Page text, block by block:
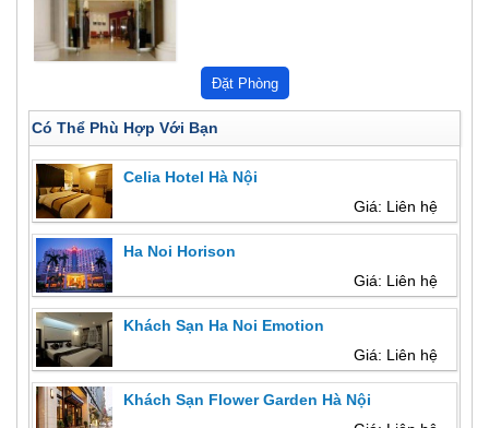
Có Thể Phù Hợp Với Bạn
Celia Hotel Hà Nội
Giá: Liên hệ
Ha Noi Horison
Giá: Liên hệ
Khách Sạn Ha Noi Emotion
Giá: Liên hệ
Khách Sạn Flower Garden Hà Nội